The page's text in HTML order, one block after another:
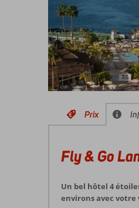
Prix
Fly & Go
Un bel hôtel 4
environs avec votre